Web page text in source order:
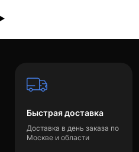
Быстрая доставка
Доставка в день заказа по
Москве и области